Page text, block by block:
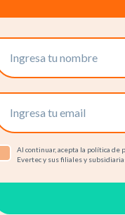
Al continuar, acepta la política de
Evertec y sus filiales y